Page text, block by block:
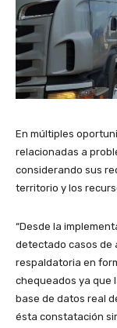
En múltiples
relacionadas a
considerando sus
territorio y los
“Desde la
detectado casos de
respaldatoria en
chequeados ya que
base de datos real
ésta constatación